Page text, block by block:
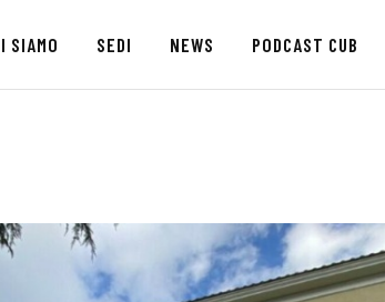
SIAMO SEDI NEWS PODCAST CUB
HOME
CHI SIAMO
NEWS
PODCAST CUB